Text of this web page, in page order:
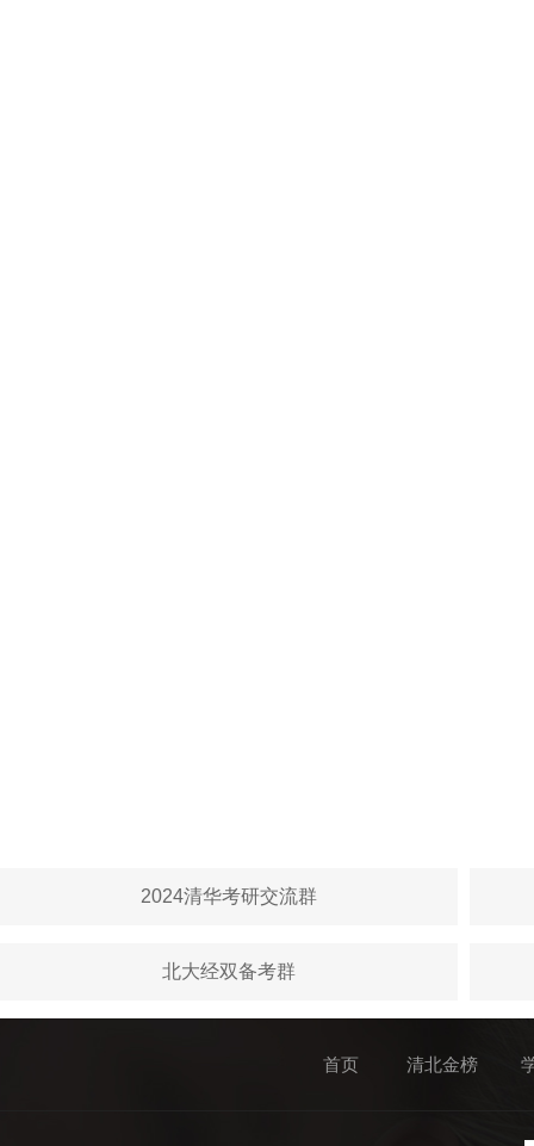
2024清华考研交流群
北大经双备考群
首页 清北金榜